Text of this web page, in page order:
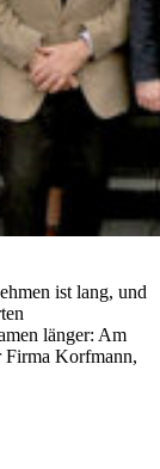
ist lang, und
länger: Am
Firma Korfmann,